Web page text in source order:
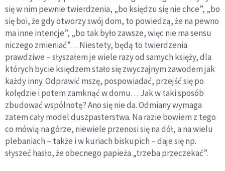
się w nim pewnie twierdzenia, „bo księdzu się nie chce”, „bo
się boi, że gdy otworzy swój dom, to powiedzą, że na pewno
ma inne intencje”, „bo tak było zawsze, więc nie ma sensu
niczego zmieniać”… Niestety, będą to twierdzenia
prawdziwe – słyszałem je wiele razy od samych księży, dla
których bycie księdzem stało się zwyczajnym zawodem jak
każdy inny. Odprawić mszę, pospowiadać, przejść się po
kolędzie i potem zamknąć w domu… Jak w taki sposób
zbudować wspólnotę? Ano się nie da. Odmiany wymaga
zatem cały model duszpasterstwa. Na razie bowiem z tego
co mówią na górze, niewiele przenosi się na dół, a na wielu
plebaniach – także i w kuriach biskupich – daje się np.
słyszeć hasło, że obecnego papieża „trzeba przeczekać”.